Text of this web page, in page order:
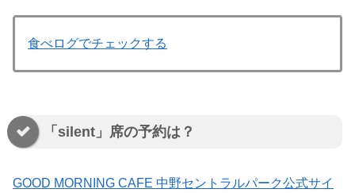
食べログでチェックする
「silent」席の予約は？
GOOD MORNING CAFE 中野セントラルパーク公式サイ